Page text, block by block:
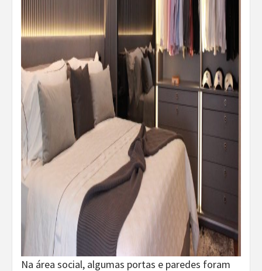
Na área social, algumas portas e paredes foram